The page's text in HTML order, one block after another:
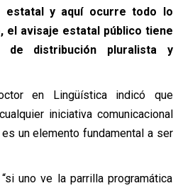
estatal y aquí ocurre todo lo
el avisaje estatal público tiene
distribución pluralista y
en Lingüística indicó que
iniciativa comunicacional
un elemento fundamental a ser
uno ve la parrilla programática